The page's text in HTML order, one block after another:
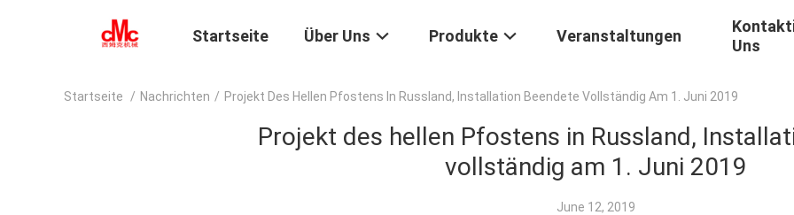
Startseite Über Uns Produkte Veranstaltungen
Uns
Startseite / Nachrichten / Projekt Des Hellen Pfostens In Russland, Installation Beendete Vollständig Am 1. Juni 2019
Projekt des hellen Pfostens in Russland,
vollständig am 1. Juni 2019
June 12, 2019